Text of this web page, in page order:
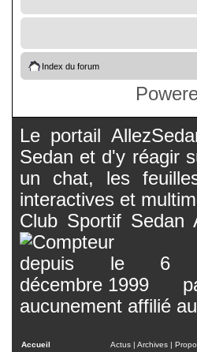
Index du forum
Le portail
Sedan et d'y réagir
un chat, les
interactives et
Club Sportif
aucunement affilié
Accueil Actus | Archives |